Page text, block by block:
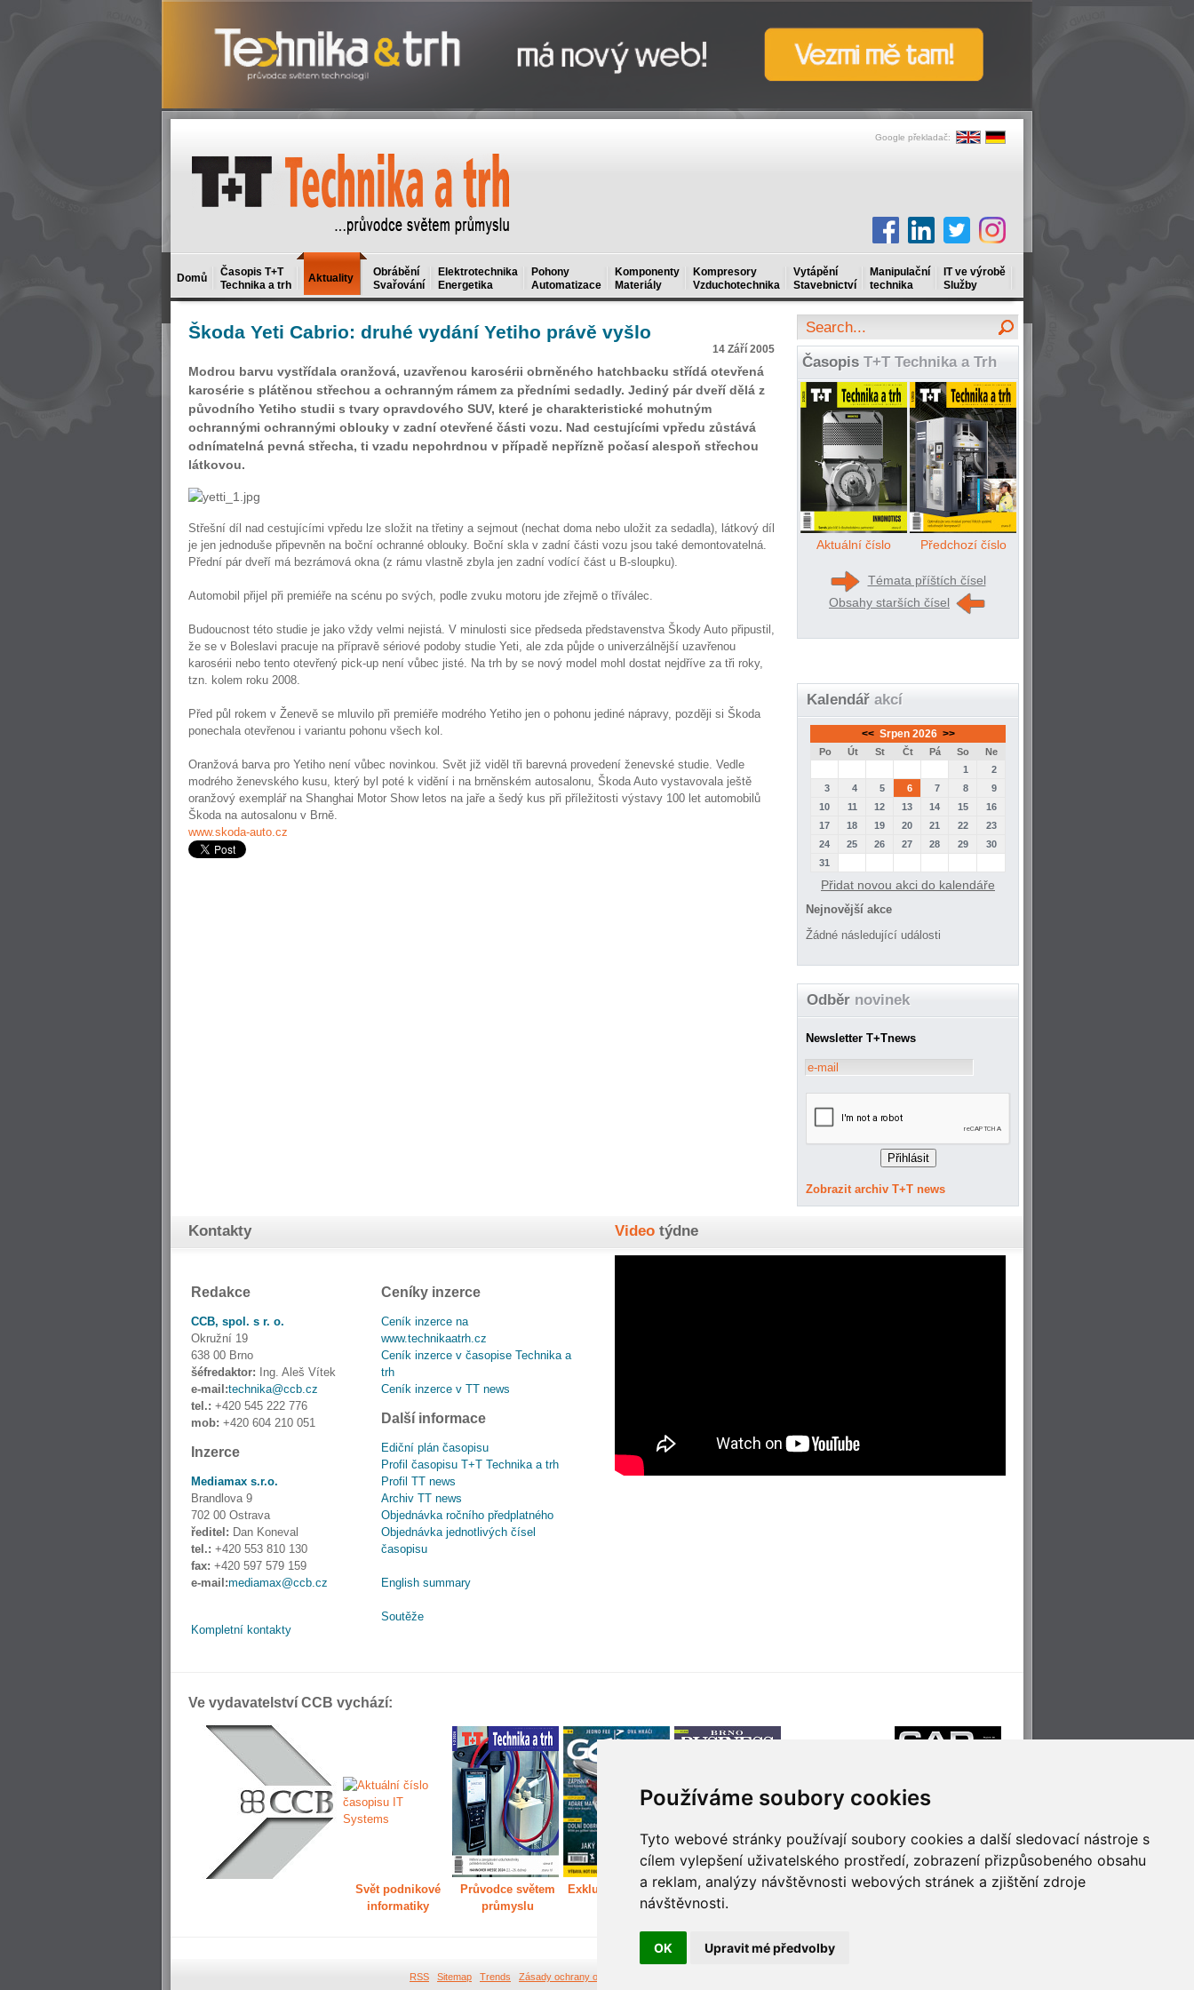
Používáme soubory cookies
Tyto webové stránky používají soubory cookies a další sledovací nástroje s
cílem vylepšení uživatelského prostředí, zobrazení přizpůsobeného obsahu
a reklam, analýzy návštěvnosti webových stránek a zjištění zdroje
návštěvnosti.
OK Upravit mé předvolby
Google překladač:
Domů
Časopis T+T
Technika a trh
Aktuality
Obrábění
Svařování
Elektrotechnika
Energetika
Pohony
Automatizace
Komponenty
Materiály
Kompresory
Vzduchotechnika
Vytápění
Stavebnictví
Manipulační
technika
IT ve výrobě
Služby
Škoda Yeti Cabrio: druhé vydání Yetiho právě vyšlo
14 Září 2005
Modrou barvu vystřídala oranžová, uzavřenou karosérii obrněného hatchbacku střídá otevřená
karosérie s plátěnou střechou a ochranným rámem za předními sedadly. Jediný pár dveří dělá z
původního Yetiho studii s tvary opravdového SUV, které je charakteristické mohutným
ochrannými ochrannými oblouky v zadní otevřené části vozu. Nad cestujícími vpředu zůstává
odnímatelná pevná střecha, ti vzadu nepohrdnou v případě nepřízně počasí alespoň střechou
látkovou.
Střešní díl nad cestujícími vpředu lze složit na třetiny a sejmout (nechat doma nebo uložit za sedadla), látkový díl
je jen jednoduše připevněn na boční ochranné oblouky. Boční skla v zadní části vozu jsou také demontovatelná.
Přední pár dveří má bezrámová okna (z rámu vlastně zbyla jen zadní vodící část u B-sloupku).
Automobil přijel při premiéře na scénu po svých, podle zvuku motoru jde zřejmě o tříválec.
Budoucnost této studie je jako vždy velmi nejistá. V minulosti sice předseda představenstva Škody Auto připustil,
že se v Boleslavi pracuje na přípravě sériové podoby studie Yeti, ale zda půjde o univerzálnější uzavřenou
karosérii nebo tento otevřený pick-up není vůbec jisté. Na trh by se nový model mohl dostat nejdříve za tři roky,
tzn. kolem roku 2008.
Před půl rokem v Ženevě se mluvilo při premiéře modrého Yetiho jen o pohonu jediné nápravy, později si Škoda
ponechala otevřenou i variantu pohonu všech kol.
Oranžová barva pro Yetiho není vůbec novinkou. Svět již viděl tři barevná provedení ženevské studie. Vedle
modrého ženevského kusu, který byl poté k vidění i na brněnském autosalonu, Škoda Auto vystavovala ještě
oranžový exemplář na Shanghai Motor Show letos na jaře a šedý kus při příležitosti výstavy 100 let automobilů
Škoda na autosalonu v Brně.
www.skoda-auto.cz
Časopis T+T Technika a Trh
Aktuální číslo Předchozí číslo
Témata příštích čísel
Obsahy starších čísel
Kalendář akcí
<< Srpen 2026 >>
Po Út St Čt Pá So
Ne
1
2
3
4 5 6 7 8
9
10
11 12 13 14 15
16
17
18 19 20 21 22
23
24
25 26 27 28 29
30
31
Přidat novou akci do kalendáře
Nejnovější akce
Žádné následující události
Odběr novinek
Newsletter T+Tnews
Zobrazit archiv T+T news
Kontakty
Redakce
CCB, spol. s r. o.
Okružní 19
638 00 Brno
šéfredaktor: Ing. Aleš Vítek
e-mail:technika@ccb.cz
tel.: +420 545 222 776
mob: +420 604 210 051
Inzerce
Mediamax s.r.o.
Brandlova 9
702 00 Ostrava
ředitel: Dan Koneval
tel.: +420 553 810 130
fax: +420 597 579 159
e-mail:mediamax@ccb.cz
Kompletní kontakty
Ceníky inzerce
Ceník inzerce na
www.technikaatrh.cz
Ceník inzerce v časopise Technika a
trh
Ceník inzerce v TT news
Další informace
Ediční plán časopisu
Profil časopisu T+T Technika a trh
Profil TT news
Archiv TT news
Objednávka ročního předplatného
Objednávka jednotlivých čísel
časopisu
English summary
Soutěže
Video týdne
Ve vydavatelství CCB vychází:
Svět podnikové
informatiky
Průvodce světem
průmyslu
Exkluzivně světem
Děláme Brno větší Příjemné cestování
Technologie pro
RSS Sitemap Trends Zásady ochrany osobních údajů